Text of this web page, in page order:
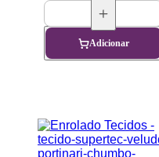
Adicionar